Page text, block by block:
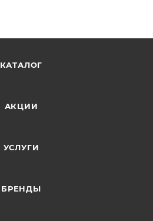
КАТАЛОГ
АКЦИИ
УСЛУГИ
БРЕНДЫ